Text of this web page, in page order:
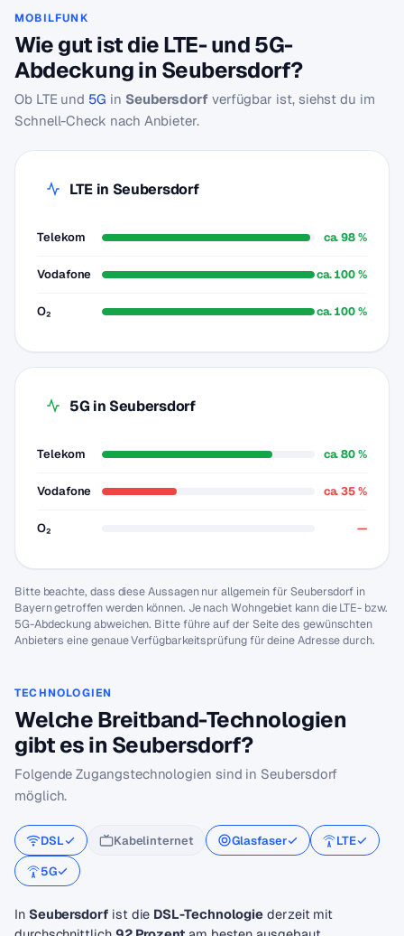
MOBILFUNK
Wie gut ist die LTE- und 5G-
Abdeckung in Seubersdorf?
Ob LTE und 5G in Seubersdorfverfügbar ist, siehst du im
Schnell-Check nach Anbieter.
LTE in Seubersdorf
Telekom ca. 98 %
Vodafone ca. 100 %
O₂ ca. 100 %
5G in Seubersdorf
Telekom ca. 80 %
Vodafone ca. 35 %
O₂ —
Bitte beachte, dass diese Aussagen nur allgemein für Seubersdorf in
Bayern getroffen werden können. Je nach Wohngebiet kann die LTE- bzw.
5G-Abdeckung abweichen. Bitte führe auf der Seite des gewünschten
Anbieters eine genaue Verfügbarkeitsprüfung für deine Adresse durch.
TECHNOLOGIEN
Welche Breitband-Technologien
gibt es in Seubersdorf?
Folgende Zugangstechnologien sind in Seubersdorf
möglich.
DSL Kabelinternet Glasfaser
LTE
5G
In Seubersdorfist die DSL-Technologie derzeit mit